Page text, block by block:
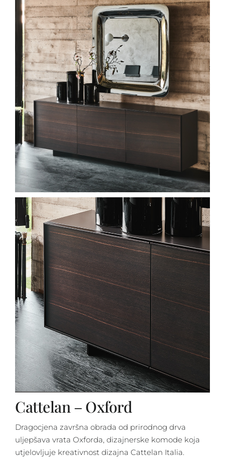
Spavaće sobe
Ormari
Kupatila
DODATCI
VANJSKI
UREDSKI
HOTELSKI
Cattelan – Oxford
Dragocjena završna obrada od prirodnog drva
uljepšava vrata Oxforda, dizajnerske komode koja
utjelovljuje kreativnost dizajna Cattelan Italia.